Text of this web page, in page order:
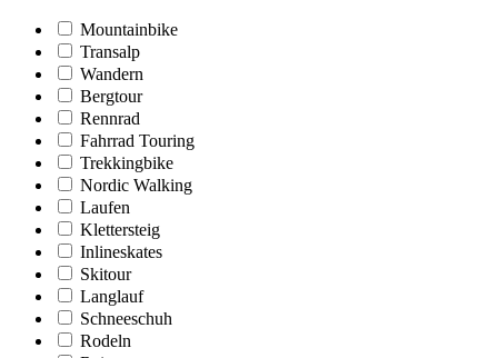
Mountainbike
Transalp
Wandern
Bergtour
Rennrad
Fahrrad Touring
Trekkingbike
Nordic Walking
Laufen
Klettersteig
Inlineskates
Skitour
Langlauf
Schneeschuh
Rodeln